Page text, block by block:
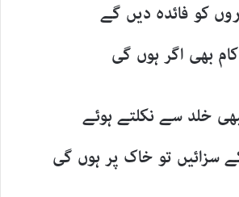
کو فائدہ دیں گے
بھی اگر ہوں گی
خلد سے نکلتے ہوئے
سزائیں تو خاک پر ہوں گی